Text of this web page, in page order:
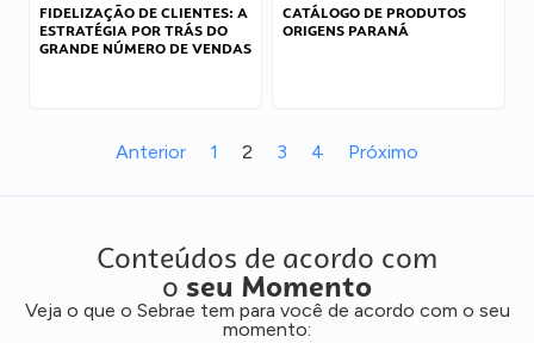
FIDELIZAÇÃO DE CLIENTES: A
ESTRATÉGIA POR TRÁS DO
GRANDE NÚMERO DE VENDAS
CATÁLOGO DE PRODUTOS
ORIGENS PARANÁ
Anterior 1 2 3 4 Próximo
Conteúdos de acordo com
o seu Momento
Veja o que o Sebrae tem para você de acordo com o seu
momento: